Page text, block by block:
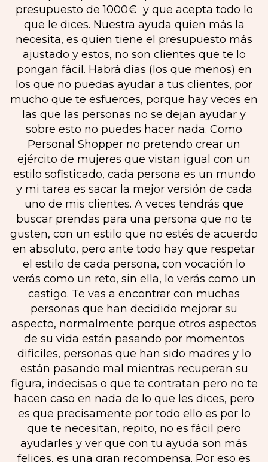
presupuesto de 1000€ y que acepta todo lo
que le dices. Nuestra ayuda quien más la
necesita, es quien tiene el presupuesto más
ajustado y estos, no son clientes que te lo
pongan fácil. Habrá días (los que menos) en
los que no puedas ayudar a tus clientes, por
mucho que te esfuerces, porque hay veces en
las que las personas no se dejan ayudar y
sobre esto no puedes hacer nada. Como
Personal Shopper no pretendo crear un
ejército de mujeres que vistan igual con un
estilo sofisticado, cada persona es un mundo
y mi tarea es sacar la mejor versión de cada
uno de mis clientes. A veces tendrás que
buscar prendas para una persona que no te
gusten, con un estilo que no estés de acuerdo
en absoluto, pero ante todo hay que respetar
el estilo de cada persona, con vocación lo
verás como un reto, sin ella, lo verás como un
castigo. Te vas a encontrar con muchas
personas que han decidido mejorar su
aspecto, normalmente porque otros aspectos
de su vida están pasando por momentos
difíciles, personas que han sido madres y lo
están pasando mal mientras recuperan su
figura, indecisas o que te contratan pero no te
hacen caso en nada de lo que les dices, pero
es que precisamente por todo ello es por lo
que te necesitan, repito, no es fácil pero
ayudarles y ver que con tu ayuda son más
felices, es una gran recompensa. Por eso es